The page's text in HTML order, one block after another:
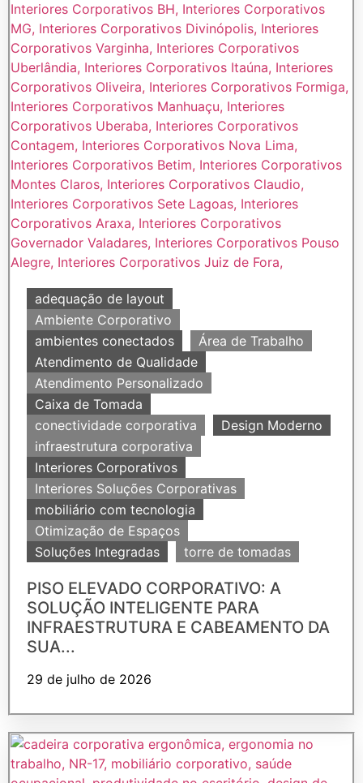
adequação de layout
Ambiente Corporativo
ambientes conectados
Área de Trabalho
Atendimento de Qualidade
Atendimento Personalizado
Caixa de Tomada
conectividade corporativa
Design Moderno
infraestrutura corporativa
Interiores Corporativos
Interiores Soluções Corporativas
mobiliário com tecnologia
Otimização de Espaços
Soluções Integradas
torre de tomadas
PISO ELEVADO CORPORATIVO: A
SOLUÇÃO INTELIGENTE PARA
INFRAESTRUTURA E CABEAMENTO DA
SUA...
29 de julho de 2026